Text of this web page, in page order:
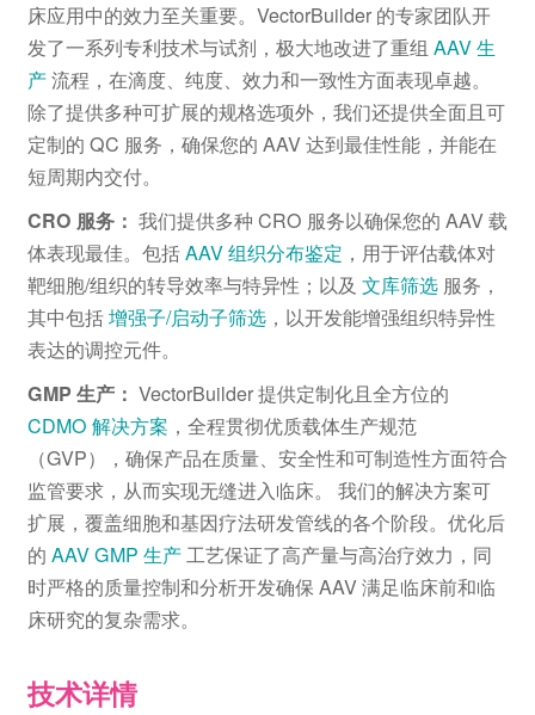
床应用中的效力至关重要。VectorBuilder 的专家团队开
发了一系列专利技术与试剂，极大地改进了重组 AAV 生
产流程，在滴度、纯度、效力和一致性方面表现卓越。
除了提供多种可扩展的规格选项外，我们还提供全面且可
定制的 QC 服务，确保您的 AAV 达到最佳性能，并能在
短周期内交付。
CRO 服务： 我们提供多种 CRO 服务以确保您的 AAV 载
体表现最佳。包括AAV 组织分布鉴定 ，用于评估载体对
靶细胞/组织的转导效率与特异性；以及 文库筛选服务，
其中包括增强子/启动子筛选，以开发能增强组织特异性
表达的调控元件。
GMP 生产： VectorBuilder 提供定制化且全方位的
CDMO 解决方案 ，全程贯彻优质载体生产规范
（GVP），确保产品在质量、安全性和可制造性方面符合
监管要求，从而实现无缝进入临床。 我们的解决方案可
扩展，覆盖细胞和基因疗法研发管线的各个阶段。优化后
的 AAV GMP 生产工艺保证了高产量与高治疗效力，同
时严格的质量控制和分析开发确保 AAV 满足临床前和临
床研究的复杂需求。
技术详情